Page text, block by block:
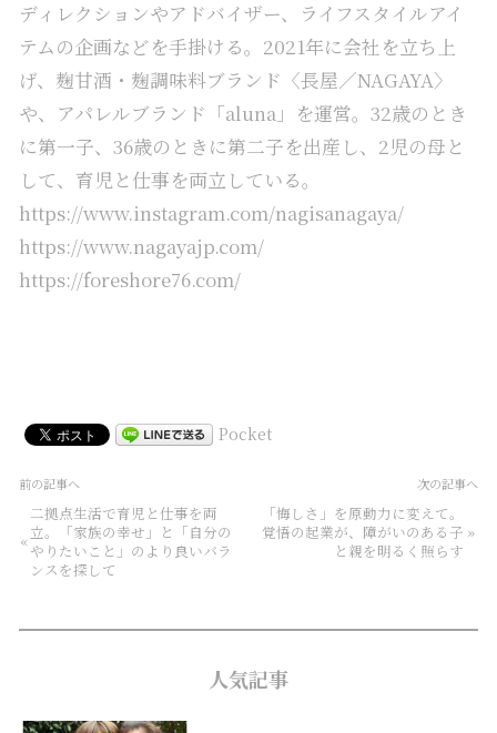
ディレクションやアドバイザー、ライフスタイルアイ
テムの企画などを手掛ける。2021年に会社を立ち上
げ、麹甘酒・麹調味料ブランド〈長屋／NAGAYA〉
や、アパレルブランド「aluna」を運営。32歳のとき
に第一子、36歳のときに第二子を出産し、2児の母と
して、育児と仕事を両立している。
https://www.instagram.com/nagisanagaya/
https://www.nagayajp.com/
https://foreshore76.com/
Pocket
前の記事へ
«
二拠点生活で育児と仕事を両
立。「家族の幸せ」と「自分の
やりたいこと」のより良いバラ
ンスを探して
次の記事へ
「悔しさ」を原動力に変えて。
覚悟の起業が、障がいのある子
と親を明るく照らす
»
人気記事